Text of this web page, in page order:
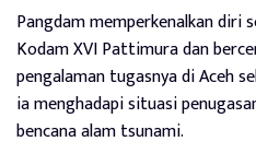
Pangdam memperkenalkan diri
Kodam XVI Pattimura dan
pengalaman tugasnya di Aceh
ia menghadapi situasi
bencana alam tsunami.